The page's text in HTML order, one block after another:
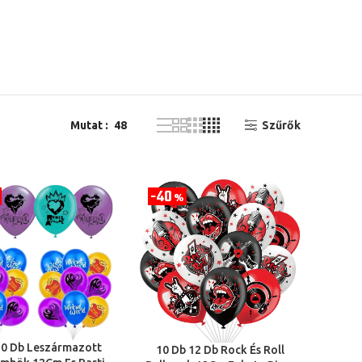
Mutat 48 Szűrők
Db Leszármazott
40%
OPCIÓK VÁLASZTÁSA
10 Db 12 Db Rock És Roll